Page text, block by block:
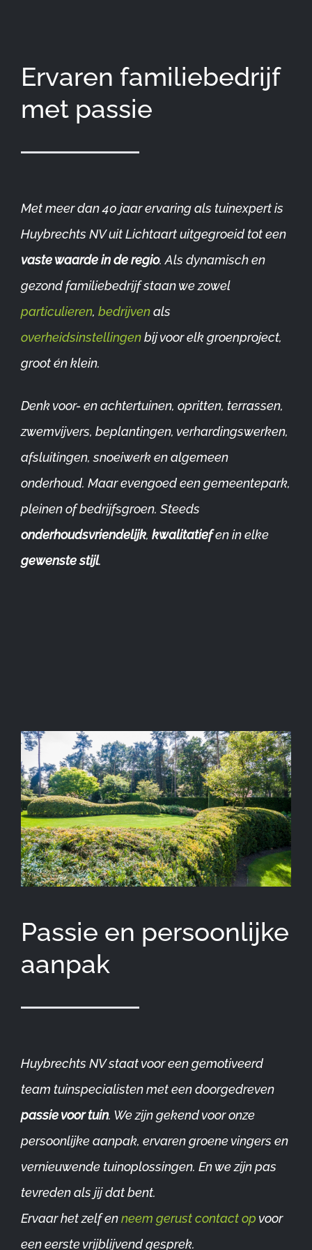
Ervaren familiebedrijf
met passie
Met meer dan 40 jaar ervaring als tuinexpert is
Huybrechts NV uit Lichtaart uitgegroeid tot een
vaste waarde in de regio. Als dynamisch en
gezond familiebedrijf staan we zowel
particulieren, bedrijvenals
overheidsinstellingenbij voor elk groenproject,
groot én klein.
Denk voor- en achtertuinen, opritten, terrassen,
zwemvijvers, beplantingen, verhardingswerken,
afsluitingen, snoeiwerk en algemeen
onderhoud. Maar evengoed een gemeentepark,
pleinen of bedrijfsgroen. Steeds
onderhoudsvriendelijk, kwalitatiefen in elke
gewenste stijl.
Passie en persoonlijke
aanpak
Huybrechts NV staat voor een gemotiveerd
team tuinspecialisten met een doorgedreven
passie voor tuin. We zijn gekend voor onze
persoonlijke aanpak, ervaren groene vingers en
vernieuwende tuinoplossingen. En we zijn pas
tevreden als jij dat bent.
Ervaar het zelf enneem gerust contact op voor
een eerste vrijblijvend gesprek.